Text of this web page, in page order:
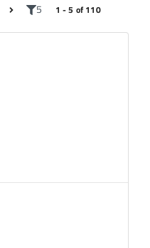
5 1 - 5 of 110